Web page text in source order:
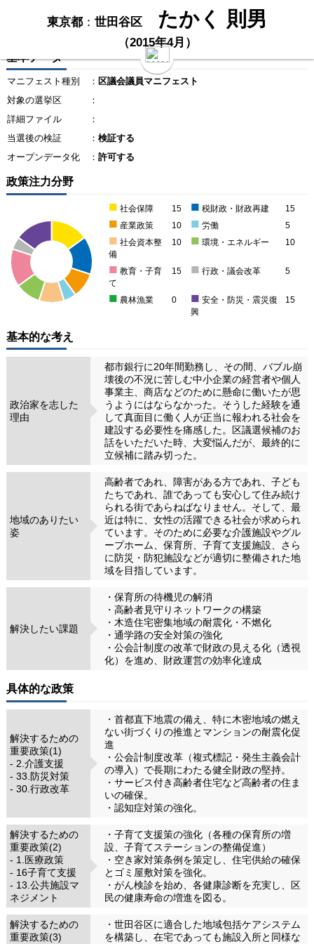
東京都：世田谷区 たかく 則男
（2015年4月）
基本データ
マニフェスト種別 ： 区議会議員マニフェスト
対象の選挙区
：
詳細ファイル
：
当選後の検証
： 検証する
オープンデータ化
： 許可する
政策注力分野
■ 社会保障 15 ■ 税財政・財政再建 15
■ 産業政策 10 ■ 労働 5
■ 社会資本整
備
10 ■ 環境・エネルギー 10
■ 教育・子育
て
15 ■ 行政・議会改革 5
■ 農林漁業 0 ■ 安全・防災・震災復
興
15
基本的な考え
政治家を志した
理由
都市銀行に20年間勤務し、その間、バブル崩
壊後の不況に苦しむ中小企業の経営者や個人
事業主、商店などのために懸命に働いたが思
うようにはならなかった。そうした経験を通
して真面目に働く人が正当に報われる社会を
建設する必要性を痛感した。区議選候補のお
話をいただいた時、大変悩んだが、最終的に
立候補に踏み切った。
地域のありたい
姿
高齢者であれ、障害がある方であれ、子ども
たちであれ、誰であっても安心して住み続け
られる街であらねばなりません。そして、最
近は特に、女性の活躍できる社会が求められ
ています。そのために必要な介護施設やグル
ープホーム、保育所、子育て支援施設、さら
に防災・防犯施設などが適切に整備された地
域を目指しています。
解決したい課題
・保育所の待機児の解消
・高齢者見守りネットワークの構築
・木造住宅密集地域の耐震化・不燃化
・通学路の安全対策の強化
・公会計制度の改革で財政の見える化（透視
化）を進め、財政運営の効率化達成
具体的な政策
解決するための
重要政策(1)
- 2.介護支援
- 33.防災対策
- 30.行政改革
・首都直下地震の備え、特に木密地域の燃え
ない街づくりの推進とマンションの耐震化促
進
・公会計制度改革（複式標記・発生主義会計
の導入）で長期にわたる健全財政の堅持。
・サービス付き高齢者住宅など高齢者の住ま
いの確保。
・認知症対策の強化。
解決するための
重要政策(2)
- 1.医療政策
- 16子育て支援
- 13.公共施設マ
ネジメント
・子育て支援策の強化（各種の保育所の増
設、子育てステーションの整備促進）
・空き家対策条例を策定し、住宅供給の確保
とゴミ屋敷対策を強化。
・がん検診を始め、各健康診断を充実し、区
民の健康寿命の増進を図る。
解決するための
重要政策(3)
・世田谷区に適合した地域包括ケアシステム
を構築し、在宅であっても施設入所と同様な